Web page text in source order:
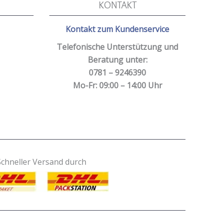
KONTAKT
Kontakt zum Kundenservice
Telefonische Unterstützung und
Beratung unter:
0781 – 9246390
Mo-Fr: 09:00 – 14:00 Uhr
Versand durch